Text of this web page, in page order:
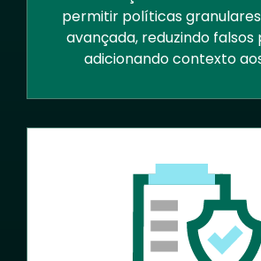
permitir políticas
avançada, reduzindo falsos
adicionando contexto